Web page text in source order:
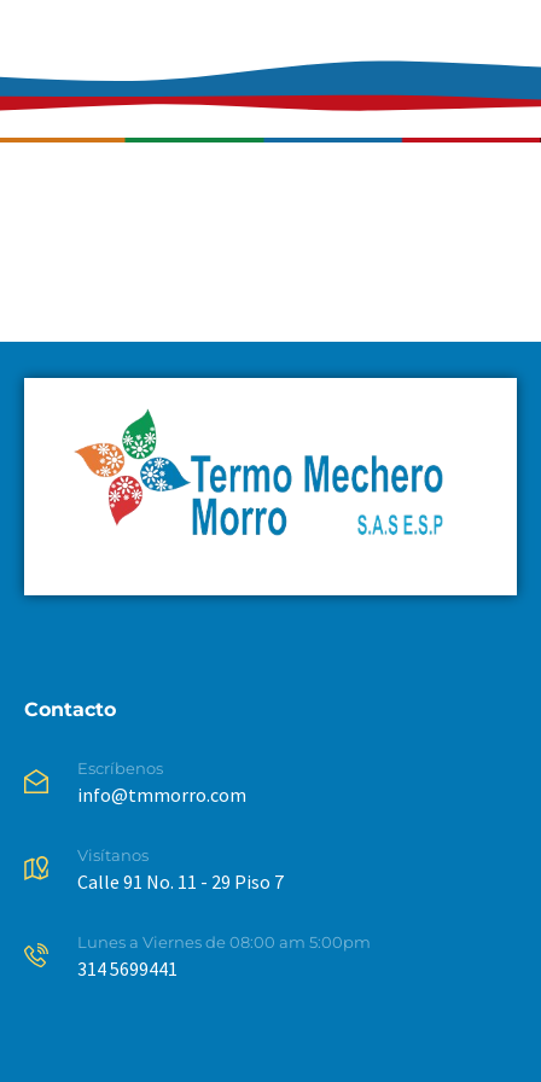
Contacto
Escríbenos
info@tmmorro.com
Visítanos
Calle 91 No. 11 - 29 Piso 7
Lunes a Viernes de 08:00 am 5:00pm
314 5699441